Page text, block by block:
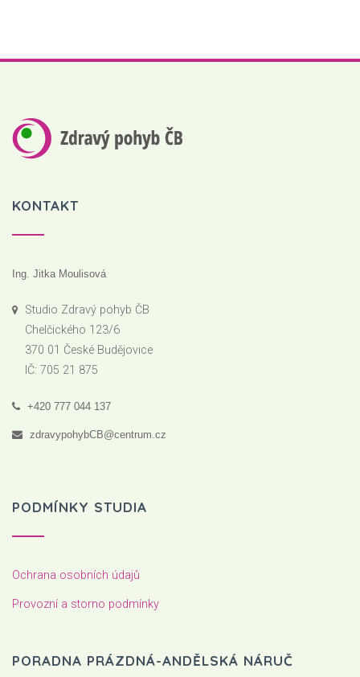
KONTAKT
Ing. Jitka Moulisová
Studio Zdravý pohyb ČB
Chelčického 123/6
370 01 České Budějovice
IČ: 705 21 875
+420 777 044 137
zdravypohybCB@centrum.cz
PODMÍNKY STUDIA
Ochrana osobních údajů
Provozní a storno podmínky
PORADNA PRÁZDNÁ-ANDĚLSKÁ NÁRUČ